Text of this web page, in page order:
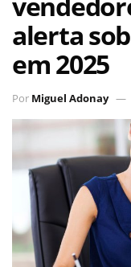
alerta
em 2025
Por Miguel Adonay